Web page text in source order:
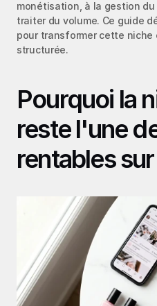
monétisation, à la gestion
traiter du volume. Ce guide
pour transformer cette niche
structurée.
Pourquoi la
reste l'une
rentables